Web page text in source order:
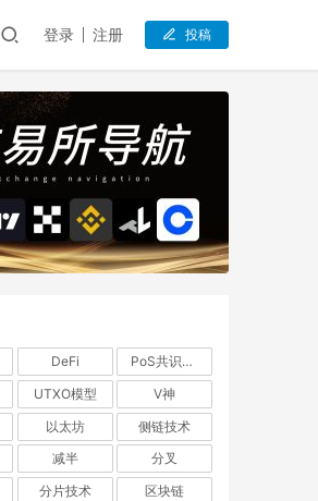
登录 注册 投稿
DeFi
PoS共识机制
UTXO模型
V神
以太坊
侧链技术
减半
分叉
分片技术
区块链